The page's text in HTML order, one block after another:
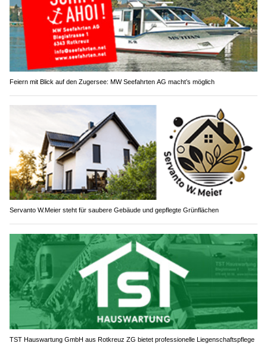
Feiern mit Blick auf den Zugersee: MW Seefahrten AG macht’s möglich
Servanto W.Meier steht für saubere Gebäude und gepflegte Grünflächen
TST Hauswartung GmbH aus Rotkreuz ZG bietet professionelle Liegenschaftspflege